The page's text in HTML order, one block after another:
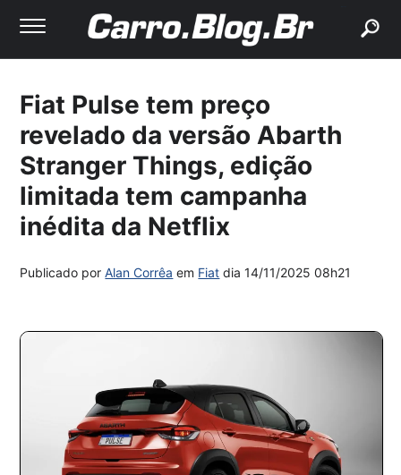
Fiat Pulse tem preço
revelado da versão Abarth
Stranger Things, edição
limitada tem campanha
inédita da Netflix
Publicado porAlan Corrêa em Fiat dia14/11/2025 08h21